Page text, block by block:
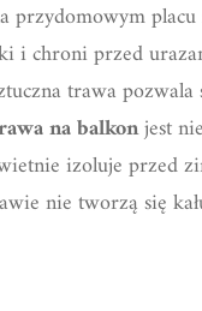
przydomowym
i chroni przed
trawa
na balkonjest
izoluje przed
nie tworzą się